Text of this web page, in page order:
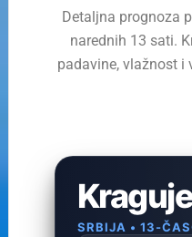
Detaljna prognoza
narednih 13 sati.
padavine, vlažnost i
SRBIJA • 13-